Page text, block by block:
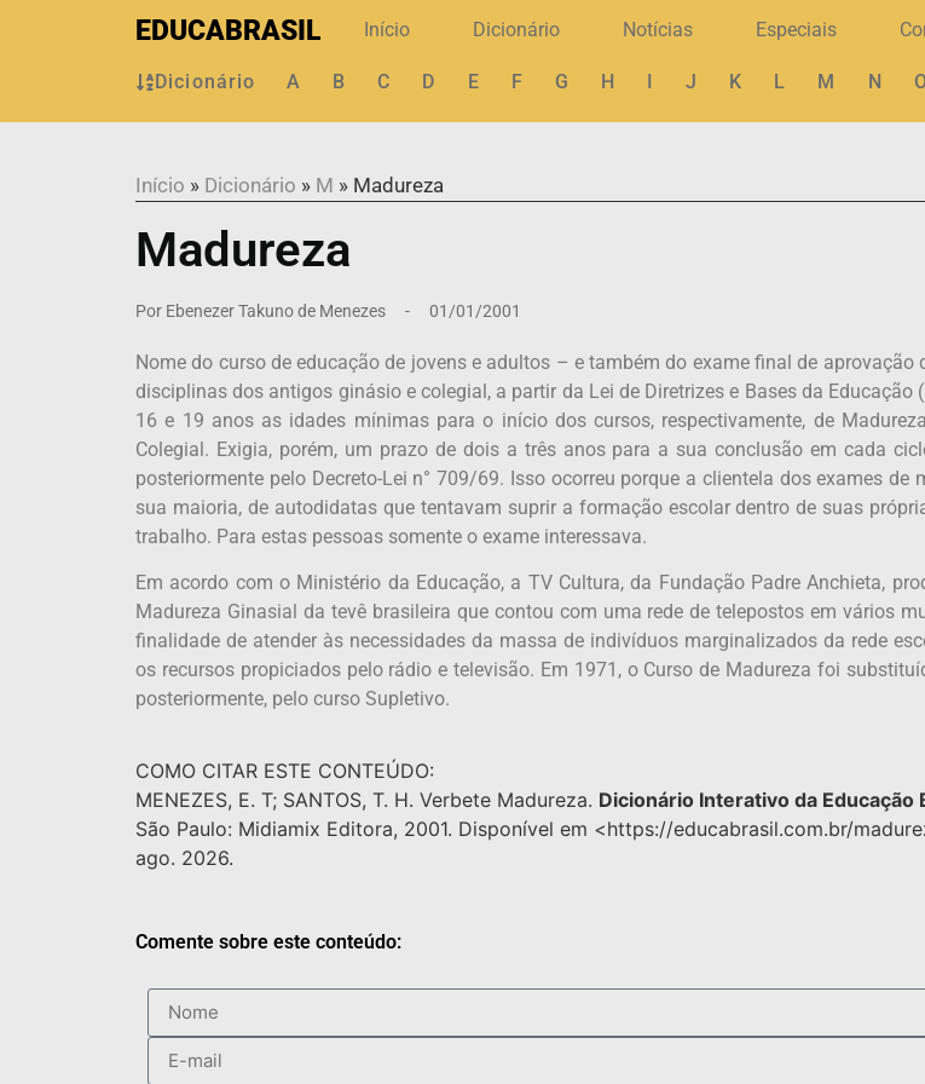
EDUCABRASIL Início Dicionário Notícias Especiais
Dicionário A B C D E F G H I J K L M N
Início » Dicionário » M » Madureza
Madureza
Por Ebenezer Takuno de Menezes - 01/01/2001
Nome do curso de educação de jovens e adultos – e também do exame final de
disciplinas dos antigos ginásio e colegial, a partir da Lei de Diretrizes e Bases da Educação
16 e 19 anos as idades mínimas para o início dos cursos, respectivamente, de
Colegial. Exigia, porém, um prazo de dois a três anos para a sua conclusão em cada
posteriormente pelo Decreto-Lei n° 709/69. Isso ocorreu porque a clientela dos exames de
sua maioria, de autodidatas que tentavam suprir a formação escolar dentro de suas
trabalho. Para estas pessoas somente o exame interessava.
Em acordo com o Ministério da Educação, a TV Cultura, da Fundação Padre Anchieta,
Madureza Ginasial da tevê brasileira que contou com uma rede de telepostos em vários
finalidade de atender às necessidades da massa de indivíduos marginalizados da rede
os recursos propiciados pelo rádio e televisão. Em 1971, o Curso de Madureza foi
posteriormente, pelo curso Supletivo.
COMO CITAR ESTE CONTEÚDO:
MENEZES, E. T; SANTOS, T. H. Verbete Madureza. Dicionário Interativo da Educação
São Paulo: Midiamix Editora, 2001. Disponível em <https://educabrasil.com.br/
ago. 2026.
Comente sobre este conteúdo: